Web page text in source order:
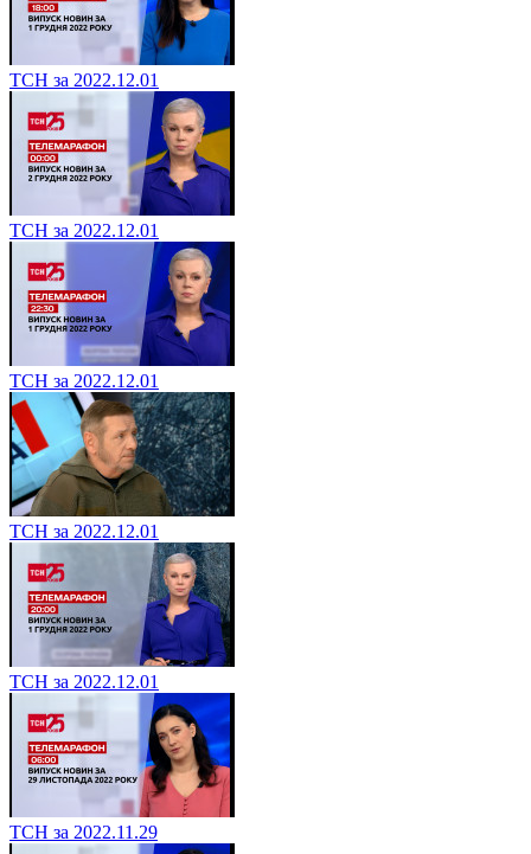
ТСН за 2022.12.01
ТСН за 2022.12.01
ТСН за 2022.12.01
ТСН за 2022.12.01
ТСН за 2022.12.01
ТСН за 2022.11.29